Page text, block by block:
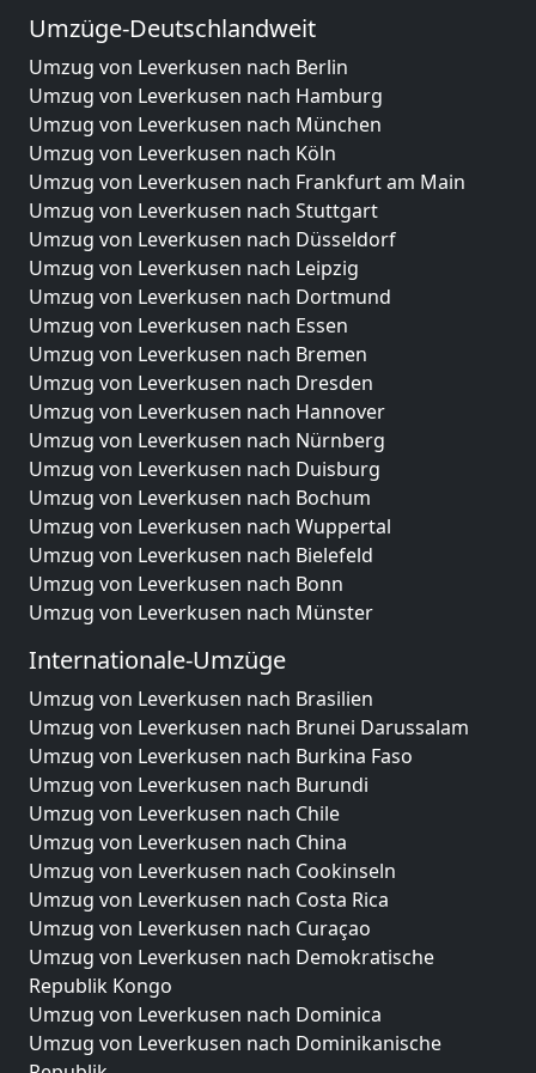
Umzüge-Deutschlandweit
Umzug von Leverkusen nach Berlin
Umzug von Leverkusen nach Hamburg
Umzug von Leverkusen nach München
Umzug von Leverkusen nach Köln
Umzug von Leverkusen nach Frankfurt am Main
Umzug von Leverkusen nach Stuttgart
Umzug von Leverkusen nach Düsseldorf
Umzug von Leverkusen nach Leipzig
Umzug von Leverkusen nach Dortmund
Umzug von Leverkusen nach Essen
Umzug von Leverkusen nach Bremen
Umzug von Leverkusen nach Dresden
Umzug von Leverkusen nach Hannover
Umzug von Leverkusen nach Nürnberg
Umzug von Leverkusen nach Duisburg
Umzug von Leverkusen nach Bochum
Umzug von Leverkusen nach Wuppertal
Umzug von Leverkusen nach Bielefeld
Umzug von Leverkusen nach Bonn
Umzug von Leverkusen nach Münster
Internationale-Umzüge
Umzug von Leverkusen nach Brasilien
Umzug von Leverkusen nach Brunei Darussalam
Umzug von Leverkusen nach Burkina Faso
Umzug von Leverkusen nach Burundi
Umzug von Leverkusen nach Chile
Umzug von Leverkusen nach China
Umzug von Leverkusen nach Cookinseln
Umzug von Leverkusen nach Costa Rica
Umzug von Leverkusen nach Curaçao
Umzug von Leverkusen nach Demokratische
Republik Kongo
Umzug von Leverkusen nach Dominica
Umzug von Leverkusen nach Dominikanische